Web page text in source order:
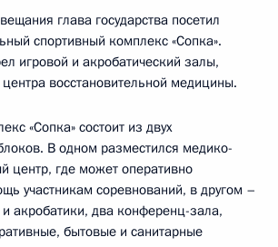
глава государства посетил
спортивный комплекс «Сопка».
игровой и акробатический залы,
восстановительной медицины.
«Сопка» состоит из двух
В одном разместился медико-
центр, где может оперативно
участникам соревнований, в другом –
акробатики, два конференц-зала,
бытовые и санитарные